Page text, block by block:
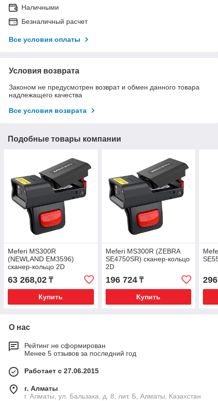
Наличными
Безналичный расчет
Все условия оплаты
Условия возврата
Законом не предусмотрен возврат и обмен данного товара
надлежащего качества
Все условия возврата
Подобные товары компании
Meferi MS300R
(NEWLAND EM3596)
сканер-кольцо 2D
63 268,02 ₸
Купить
Meferi MS300R (ZEBRA
SE4750SR) сканер-кольцо
2D
196 724₸
Купить
О нас
Рейтинг не сформирован
Менее 5 отзывов за последний год
Работает с 27.06.2015
г. Алматы
г. Алматы, ул. Бальзака, д. 8, лит. Б, Алматы, Казахстан